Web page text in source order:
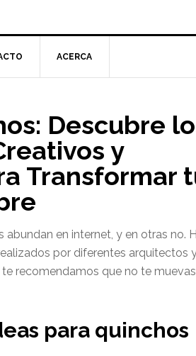
ACERCA
Descubre
y
Transformar
abundan en internet, y en otras no.
por diferentes arquitectos
recomendamos que no te
para quinchos